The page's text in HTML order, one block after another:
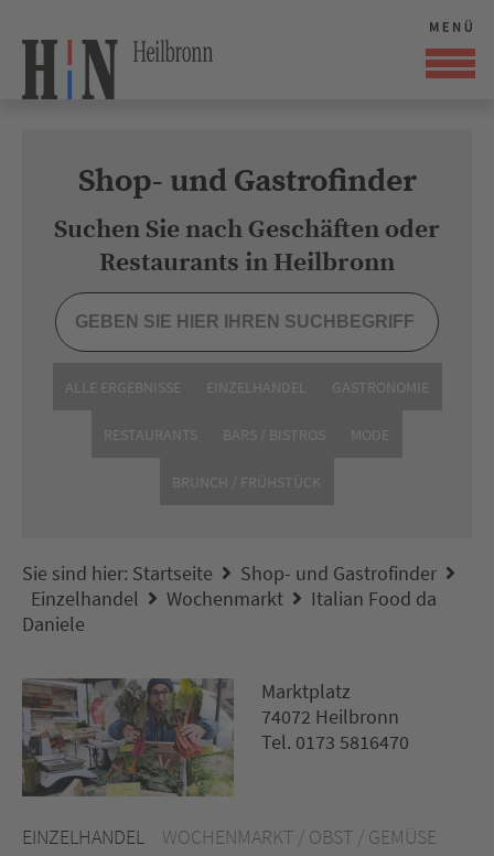
Shop- und Gastrofinder
Suchen Sie nach Geschäften oder
Restaurants in Heilbronn
ALLE ERGEBNISSE EINZELHANDEL GASTRONOMIE
RESTAURANTS BARS / BISTROS MODE
BRUNCH / FRÜHSTÜCK
Sie sind hier: Startseite
Shop- und Gastrofinder
Einzelhandel
Wochenmarkt
Italian Food da
Daniele
EINZELHANDEL WOCHENMARKT / OBST / GEMÜSE
Marktplatz
74072 Heilbronn
Tel. 0173 5816470